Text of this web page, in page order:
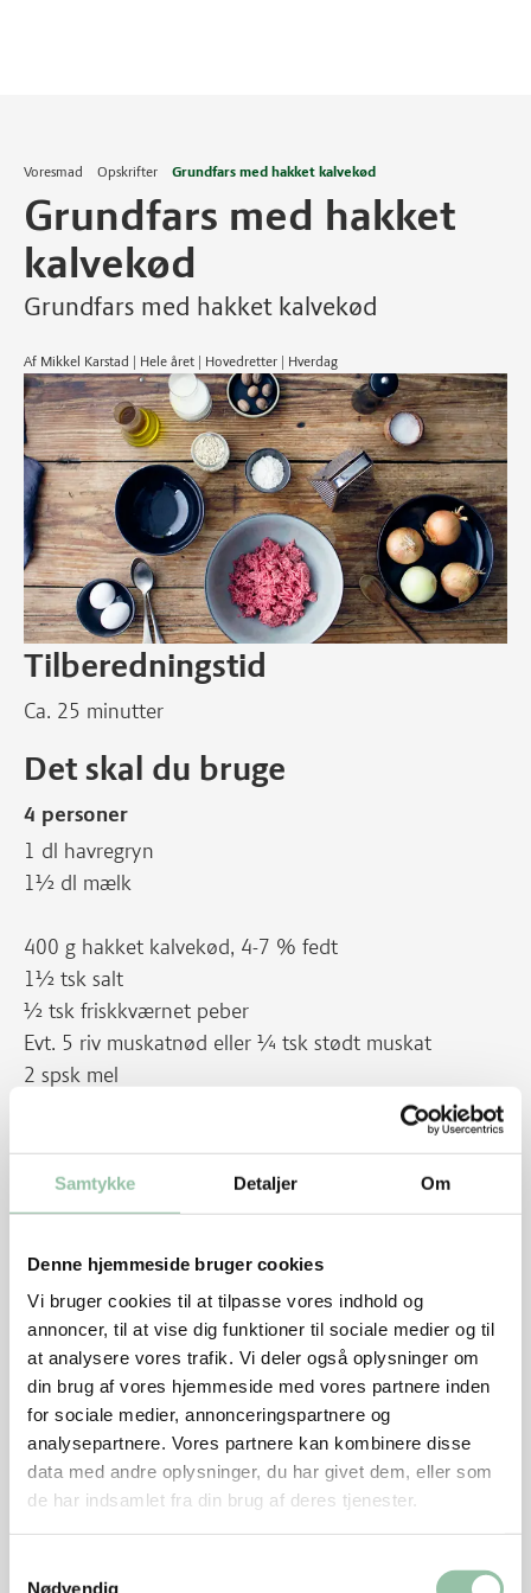
Samtykke Detaljer Om
Denne hjemmeside bruger cookies
Vi bruger cookies til at tilpasse vores indhold og
annoncer, til at vise dig funktioner til sociale medier og til
at analysere vores trafik. Vi deler også oplysninger om
din brug af vores hjemmeside med vores partnere inden
for sociale medier, annonceringspartnere og
analysepartnere. Vores partnere kan kombinere disse
data med andre oplysninger, du har givet dem, eller som
de har indsamlet fra din brug af deres tjenester.
Nødvendig
Voresmad Opskrifter Grundfars med hakket kalvekød
Grundfars med hakket
kalvekød
Grundfars med hakket kalvekød
Af Mikkel Karstad | Hele året | Hovedretter | Hverdag
Tilberedningstid
Ca. 25 minutter
Det skal du bruge
4 personer
1 dl havregryn
1½ dl mælk
400 g hakket kalvekød, 4-7 % fedt
1½ tsk salt
½ tsk friskkværnet peber
Evt. 5 riv muskatnød eller ¼ tsk stødt muskat
2 spsk mel
2 æg
Sådan gør du
minutter.
Rør kødet med salt, peber, evt. muskatnød og mel til
det får en god fast konsistens.
Pil løg og riv det på den grove side af rivejernet.
Kom løg og æg i kødet og rør det sammen.
Tilsæt herefter havregryn og mælk og rør det til en
Juster evt. med mere mel.